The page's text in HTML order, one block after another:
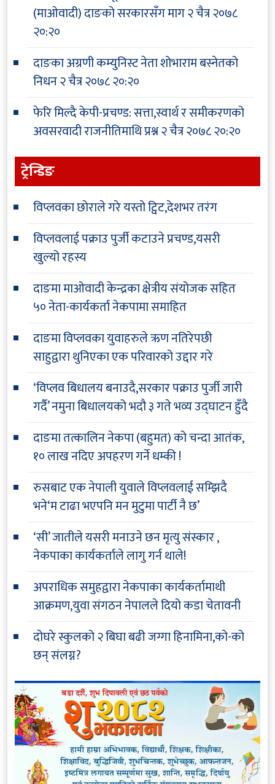
(माओवादी) दाङको सरकारसँग माग२ चैत्र २०७८
२०:२०
दाङका अग्रणी कम्युनिस्ट नेता शोभाराम बस्नेतको
निधन२ चैत्र २०७८ २०:२०
फेरि मिल्दै केपी-प्रचण्ड: सत्ता,स्वार्थ र समीकरणको
अवसरवादी राजनीतिमाथि प्रश्न२ चैत्र २०७८ २०:२०
ट्रेन्डिङ
विप्लवका छोराले गरे यस्तो ट्विट,देशभर तरंग
विप्लवलाई पक्राउ पुर्जी कटाउने प्रचण्ड,यसरी
खुल्यो रहस्य
दाङमा माओवादी केन्द्रका क्षेत्रीय संयोजक सहित
५० नेता-कार्यकर्ता नेकपामा समाहित
दाङमा विप्लवका युवाहरुले ऋण नतिरेपछी
साहुद्वारा थुनिएका एक परिवारको उद्दार गरे
‘विप्लव बिधालय बनाउदै,सरकार पक्राउ पुर्जी जारी
गर्दै’ नमुना बिधालयको भदौ ३ गते भव्य उद्घाटन हुँदै
दाङमा तत्कालिन नेकपा (बहुमत) को चन्दा आतंक,
१० लाख नदिए अपहरण गर्ने धम्की !
रुसबाट एक नेपाली युवाले विप्लवलाई सम्झिदै
भने‘म टाढा भएपनि मन मुटुमा पार्टी नै छ’
‘सी’ जातीले यसरी मनाउने छन मृत्यु संस्कार ,
नेकपाका कार्यकर्ताले लागु गर्न थाले!
अपराधिक समुहद्वारा नेकपाका कार्यकर्तामाथी
आक्रमण,युवा संगठन नेपालले दियो कडा चेतावनी
दोघरे स्कुलको २ बिघा बढी जग्गा हिनामिना,को-को
छन् संलग्न?